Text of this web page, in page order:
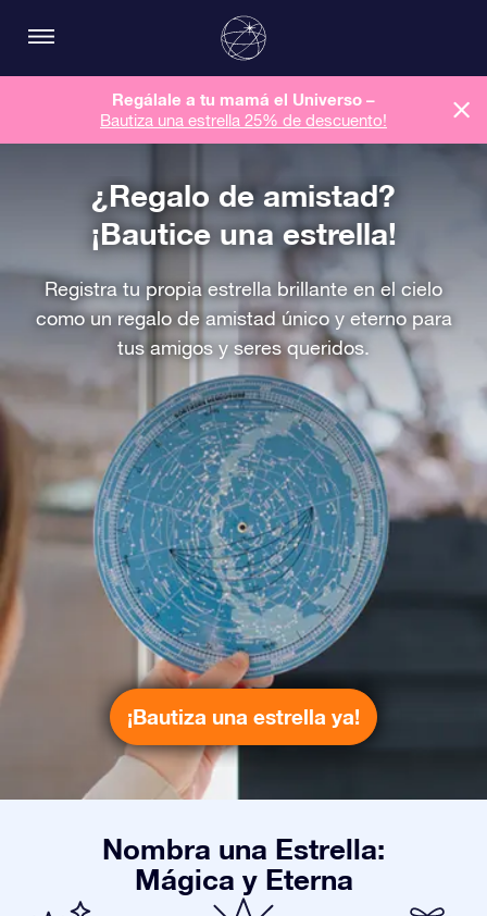
Regálale a tu mamá el Universo –
Bautiza una estrella 25% de descuento!
¿Regalo de amistad?
¡Bautice una estrella!
Registra tu propia estrella brillante en el cielo
como un regalo de amistad único y eterno para
tus amigos y seres queridos.
¡Bautiza una estrella ya!
Nombra una Estrella:
Mágica y Eterna